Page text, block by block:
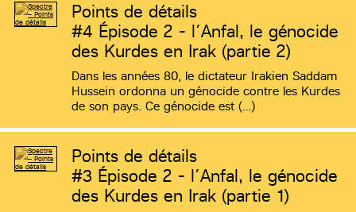
Points de détails
#4 Épisode 2 - l’Anfal, le génocide
des Kurdes en Irak (partie 2)
Dans les années 80, le dictateur Irakien Saddam
Hussein ordonna un génocide contre les Kurdes
de son pays. Ce génocide est (…)
Points de détails
#3 Épisode 2 - l’Anfal, le génocide
des Kurdes en Irak (partie 1)